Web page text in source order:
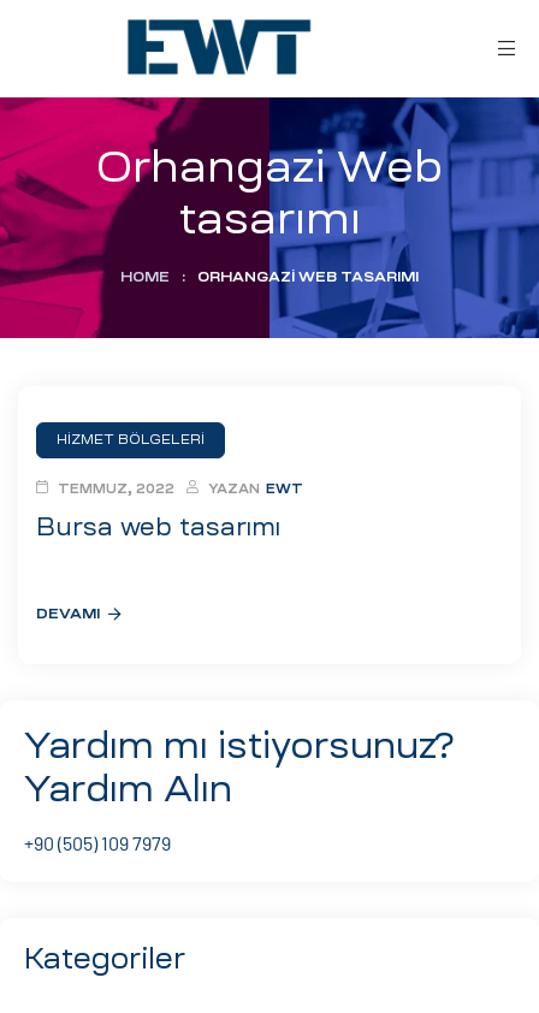
Orhangazi Web
tasarımı
HOME : ORHANGAZI WEB TASARIMI
HİZMET BÖLGELERİ
Bursa web tasarımı
TEMMUZ, 2022 YAZAN EWT
DEVAMI
Yardım mı istiyorsunuz?
Yardım Alın
+90 (505) 109 7979
Kategoriler